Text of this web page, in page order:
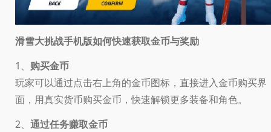
滑雪大挑战手机版如何快速获取金币与奖励
1、 购买金币
玩家可以通过点击右上角的金币图标，直接进入金币购买界
面，用真实货币购买金币，快速解锁更多装备和角色。
2、 通过任务赚取金币